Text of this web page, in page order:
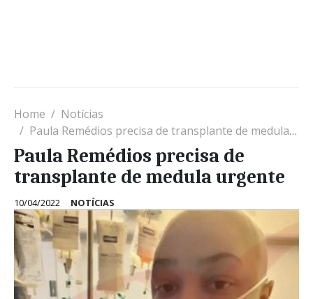
Home
Notícias
Paula Remédios precisa de transplante de medula urgente
Paula Remédios precisa de
transplante de medula urgente
10/04/2022 NOTÍCIAS